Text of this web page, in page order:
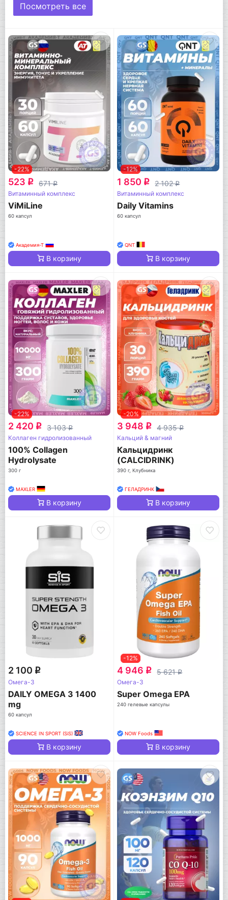
Посмотреть все
-22%
523 q 671q
Витаминный комплекс
ViMiLine
60 капсул
Академия-Т
В корзину
-12%
1 850 q 2 102q
Витаминный комплекс
Daily Vitamins
60 капсул
QNT
В корзину
-22%
2 420 q 3 103q
Коллаген гидролизованный
100% Collagen
Hydrolysate
300 г
MAXLER
В корзину
-20%
3 948 q 4 935q
Кальций & магний
Кальцидринк
(CALCIDRINK)
390 г, Клубника
ГЕЛАДРИНК
В корзину
2 100 q
Омега-3
DAILY OMEGA 3 1400
mg
60 капсул
SCIENCE IN SPORT (SiS)
В корзину
-12%
4 946 q 5 621q
Омега-3
Super Omega EPA
240 гелевые капсулы
NOW Foods
В корзину